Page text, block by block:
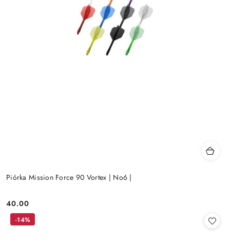
Piórka Mission Force 90 Vortex | No6 |
Cena:
40.00
-14%